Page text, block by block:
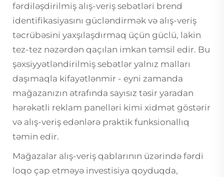
fərdiləşdirilmiş alış-veriş sebətləri brend
identifikasiyasını gücləndirmək və alış-veriş
təcrübəsini yaxşılaşdırmaq üçün güclü, lakin
tez-tez nəzərdən qaçılan imkan təmsil edir. Bu
şəxsiyyətləndirilmiş sebətlər yalnız malları
daşımaqla kifayətlənmir - eyni zamanda
mağazanızın ətrafında sayısız təsir yaradan
hərəkətli reklam panelləri kimi xidmət göstərir
və alış-veriş edənlərə praktik funksionallıq
təmin edir.
Mağazalar alış-veriş qablarının üzərində fərdi
loqo çap etməyə investisiya qoyduqda,